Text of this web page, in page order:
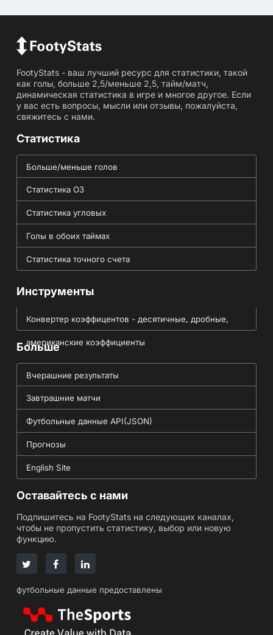
FootyStats - ваш лучший ресурс для статистики, такой
как голы, больше 2,5/меньше 2,5, тайм/матч,
динамическая статистика в игре и многое другое. Если
у вас есть вопросы, мысли или отзывы, пожалуйста,
свяжитесь с нами.
Статистика
Больше/меньше голов
Статистика ОЗ
Статистика угловых
Голы в обоих таймах
Статистика точного счета
Инструменты
Конвертер коэффицентов - десятичные, дробные,
американские коэффициенты
Больше
Вчерашние результаты
Завтрашние матчи
Футбольные данные API(JSON)
Прогнозы
English Site
Оставайтесь с нами
Подпишитесь на FootyStats на следующих каналах,
чтобы не пропустить статистику, выбор или новую
функцию.
футбольные данные предоставлены